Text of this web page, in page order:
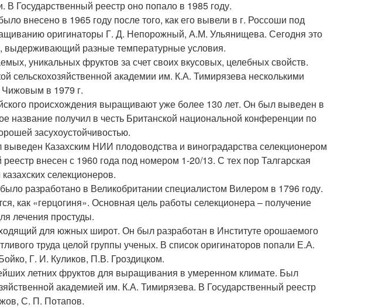
В Государственный реестр оно попало в 1985 году.
внесено в 1965 году после того, как его вывели в г. Россоши под
оригинаторы Г. Д. Непорожный, А.М. Ульянищева. Сегодня это
выдерживающий разные температурные условия.
уникальных фруктов за счет своих вкусовых, целебных свойств.
сельскохозяйственной академии им. К.А. Тимирязева несколькими
в 1979 г.
происхождения выращивают уже более 130 лет. Он был выведен в
название получил в честь Британской национальной конференции по
засухоустойчивостью.
выведен Казахским НИИ плодоводства и виноградарства селекционером
внесен с 1960 года под номером 1-20/13. С тех пор Талгарская
селекционеров.
разработано в Великобритании специалистом Вилером в 1796 году.
как «герцогиня». Основная цель работы селекционера – получение
лечения простуды.
для южных широт. Он был разработан в Институте орошаемого
труда целой группы ученых. В список оригинаторов попали Е.А.
Г. И. Куликов, П.В. Гроздицком.
летних фруктов для выращивания в умеренном климате. Был
академией им. К.А. Тимирязева. В Государственный реестр
С. П. Потапов.